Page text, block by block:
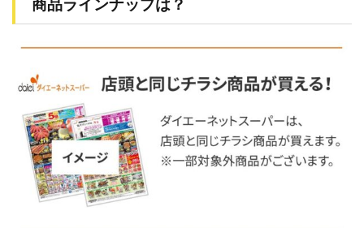
エー
ネッ
ーパ
メリ
ット
と
は？
6
知っ
てお
きた